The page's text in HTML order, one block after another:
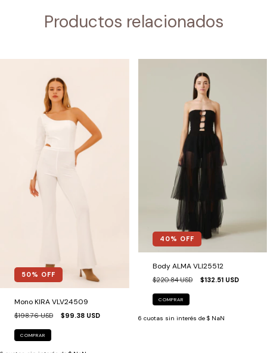
Productos relacionados
50% OFF
Mono KIRA VLV24509
$198.76 USD $99.38 USD
COMPRAR
40% OFF
Body ALMA VLI25512
$220.84 USD $132.51 USD
COMPRAR
6 cuotas sin interés de $ NaN